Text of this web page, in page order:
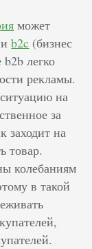
может
иb2c (бизнес
легко
рекламы.
на
за
заходит на
товар.
колебаниям
в такой